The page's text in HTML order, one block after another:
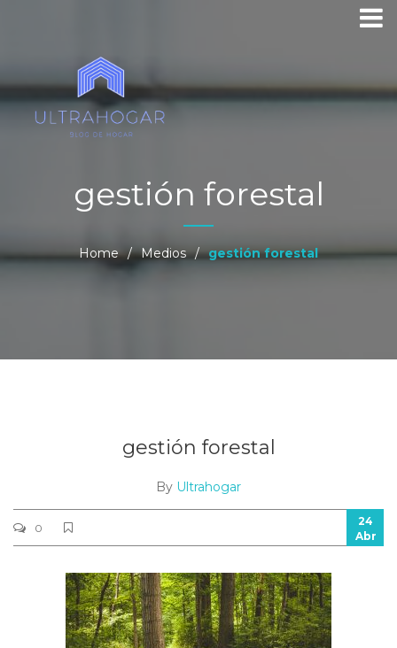
gestión forestal
Home / Medios / gestión forestal
gestión forestal
By Ultrahogar
0
24
Abr